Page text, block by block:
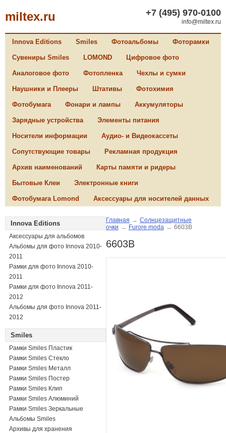
miltex.ru +7 (495) 970-0100
info@miltex.ru
Innova Editions Smiles Фотоальбомы Фоторамки
Сувениры Smiles LOMOND Цифровое фото
Аналоговое фото Фотопленка Чехлы и сумки
Наушники и Плееры Штативы Фотохимия
Фотобумага Фонари и лампы Аккумуляторы
Зарядные устройства Элементы питания
Носители информации Аудио- и Видеокассеты
Сопутствующие товары Рекламная продукция
Архив наименований Карты памяти и ридеры
Бытовые Клеи Электронные книги
Фотобумага Lomond Аксессуары для носителей данных
Innova Editions
Аксессуары для альбомов
Альбомы для фото Innova 2010-
2011
Рамки для фото Innova 2010-
2011
Рамки для фото Innova 2011-
2012
Альбомы для фото Innova 2011-
2012
Smiles
Рамки Smiles Пластик
Рамки Smiles Стекло
Рамки Smiles Металл
Рамки Smiles Постер
Рамки Smiles Клип
Рамки Smiles Алюминий
Рамки Smiles Зеркальные
Альбомы Smiles
Архивы для хранения
Главная → Солнцезащитные
очки → Furore moda → 6603B
6603B